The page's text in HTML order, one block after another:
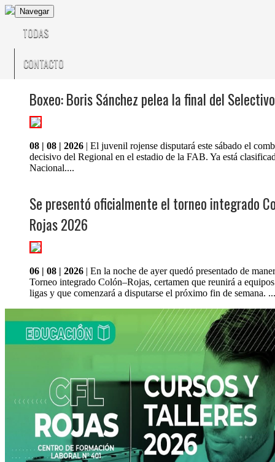
Navegar
TODAS
CONTACTO
Boxeo: Boris Sánchez pelea la final del Selectivo
08 | 08 | 2026 | El juvenil rojense disputará este sábado el
decisivo del Regional en el estadio de la FAB. Ya está
Nacional....
Se presentó oficialmente el torneo integrado
Rojas 2026
06 | 08 | 2026 | En la noche de ayer quedó presentado de
Torneo integrado Colón–Rojas, certamen que reunirá a
ligas y que comenzará a disputarse el próximo fin de semana. ...